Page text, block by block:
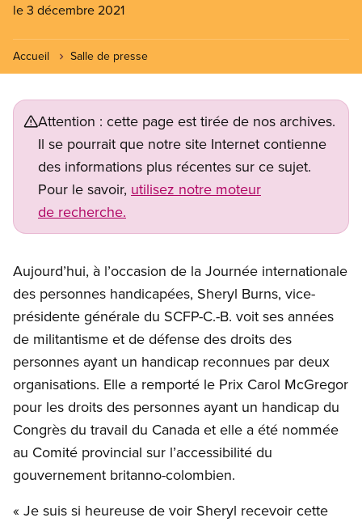
le 3 décembre 2021
Accueil Salle de presse
Attention : cette page est tirée de nos archives.
Il se pourrait que notre site Internet contienne
des informations plus récentes sur ce sujet.
Pour le savoir, utilisez notre moteur
de recherche.
Aujourd’hui, à l’occasion de la Journée internationale
des personnes handicapées, Sheryl Burns, vice-
présidente générale du SCFP-C.-B. voit ses années
de militantisme et de défense des droits des
personnes ayant un handicap reconnues par deux
organisations. Elle a remporté le Prix Carol McGregor
pour les droits des personnes ayant un handicap du
Congrès du travail du Canada et elle a été nommée
au Comité provincial sur l’accessibilité du
gouvernement britanno-colombien.
« Je suis si heureuse de voir Sheryl recevoir cette